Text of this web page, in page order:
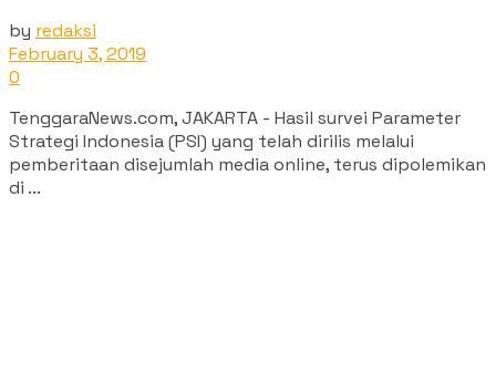
by redaksi
February 3, 2019
0
TenggaraNews.com, JAKARTA - Hasil survei Parameter
Strategi Indonesia (PSI) yang telah dirilis melalui
pemberitaan disejumlah media online, terus dipolemikan
di ...